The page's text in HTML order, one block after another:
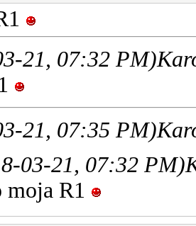
21, 07:32 PM)
21, 07:35 PM)
03-21, 07:32 PM)
moja R1